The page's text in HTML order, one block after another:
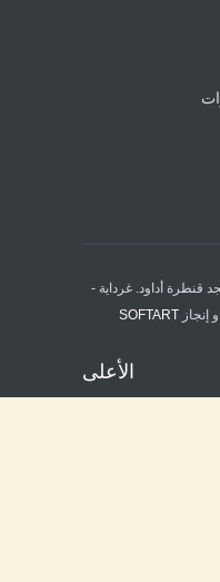
أداود. غرداية -
SOFTART
الأعلى